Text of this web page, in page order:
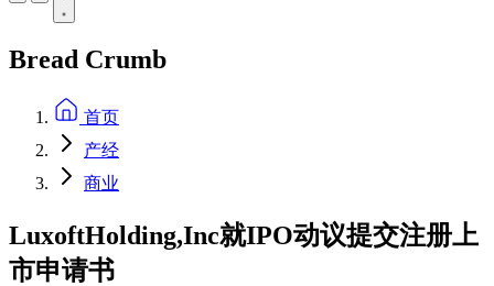
Bread Crumb
首页
产经
商业
LuxoftHolding,Inc就IPO动议提交注册上
市申请书